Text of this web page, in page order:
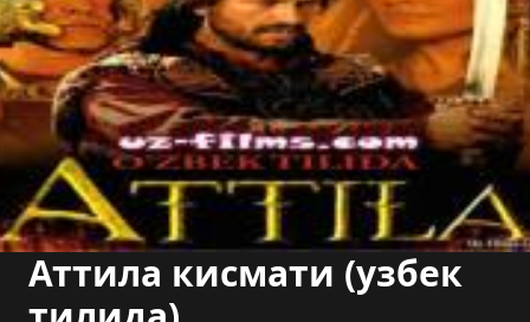
Аттила кисмати (узбек